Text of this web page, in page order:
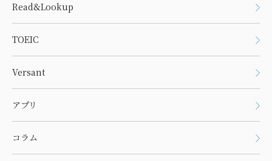
Read&Lookup
TOEIC
Versant
アプリ
コラム